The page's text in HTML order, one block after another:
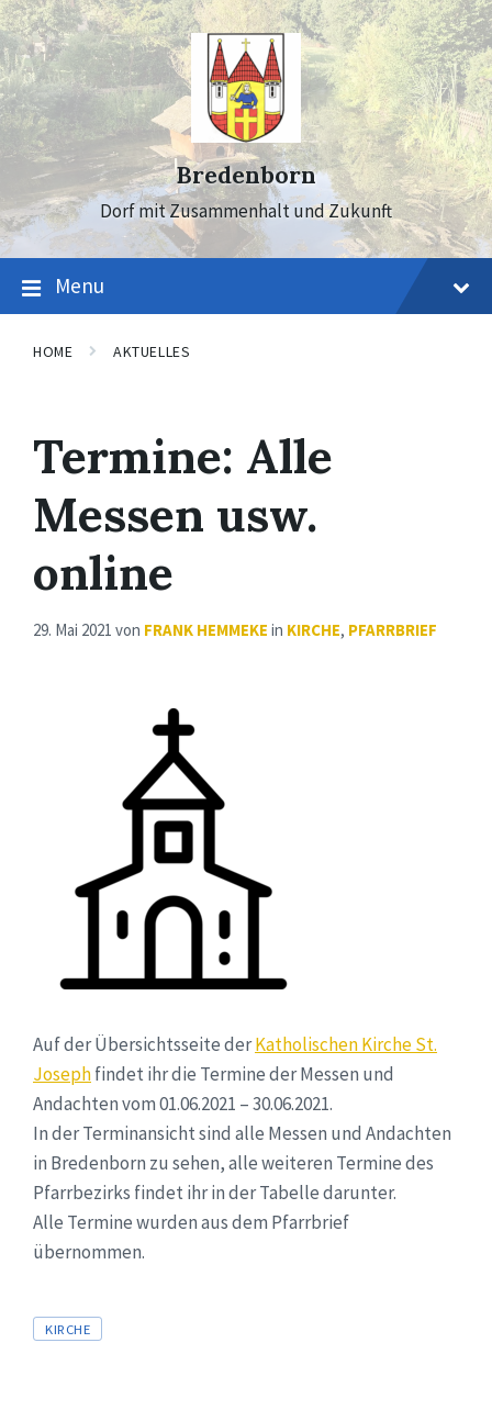
Skip
to
content
Skip
to
main
navigation
Skip
to
footer
Bredenborn
Dorf mit Zusammenhalt und Zukunft
Menu
HOME AKTUELLES
Termine: Alle
Messen usw.
online
29. Mai 2021 von FRANK HEMMEKE in KIRCHE, PFARRBRIEF
Auf der Übersichtsseite derKatholischen Kirche St.
Josephfindet ihr die Termine der Messen und
Andachten vom 01.06.2021 – 30.06.2021.
In der Terminansicht sind alle Messen und Andachten
in Bredenborn zu sehen, alle weiteren Termine des
Pfarrbezirks findet ihr in der Tabelle darunter.
Alle Termine wurden aus dem Pfarrbrief
übernommen.
Tags
KIRCHE